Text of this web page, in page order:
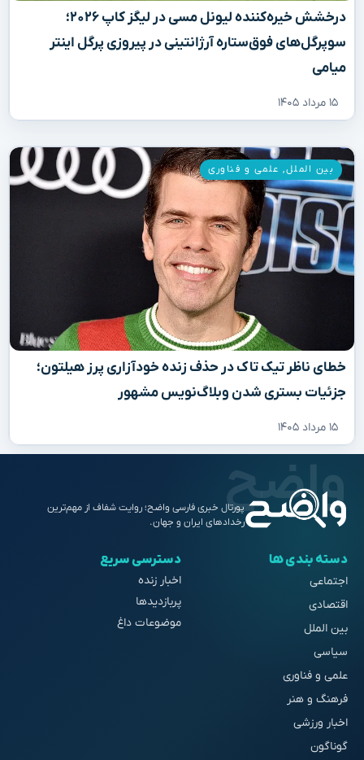
درخشش خیره‌کننده لیونل مسی در لیگز کاپ ۲۰۲۶؛
سوپرگل‌های فوق‌ستاره آرژانتینی در پیروزی پرگل اینتر
میامی
۱۵ مرداد ۱۴۰۵
خطای ناظر تیک تاک در حذف زنده خودآزاری پرز هیلتون؛
جزئیات بستری شدن وبلاگ‌نویس مشهور
۱۵ مرداد ۱۴۰۵
بین الملل, علمی و فناوری
پورتال خبری فارسی واضح؛ روایت شفاف از مهم‌ترین
رخدادهای ایران و جهان.
دسته بندی ها
اجتماعی
اقتصادی
بین الملل
سیاسی
علمی و فناوری
فرهنگ و هنر
اخبار ورزشی
گوناگون
دسترسی سریع
اخبار زنده
پربازدیدها
موضوعات داغ